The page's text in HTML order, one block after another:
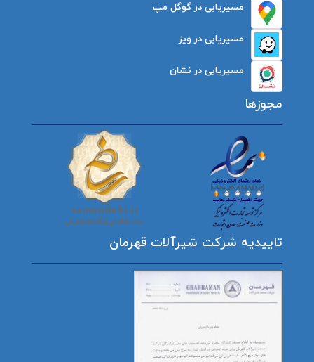
مسیریابی در گوگل مپ
مسیریابی در ویز
مسیریابی در نشان
مجوزها
تاییدیه شرکت شیرآلات قهرمان